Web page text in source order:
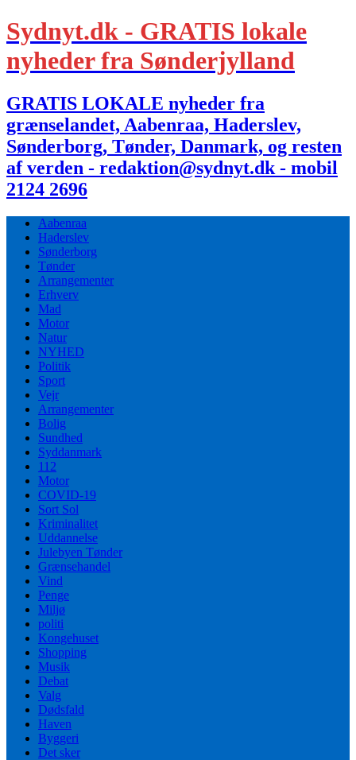
Sydnyt.dk - GRATIS lokale
nyheder fra Sønderjylland
GRATIS LOKALE nyheder fra
grænselandet, Aabenraa, Haderslev,
Sønderborg, Tønder, Danmark, og resten
af verden - redaktion@sydnyt.dk - mobil
2124 2696
Aabenraa
Haderslev
Sønderborg
Tønder
Arrangementer
Erhverv
Mad
Motor
Natur
NYHED
Politik
Sport
Vejr
Arrangementer
Bolig
Sundhed
Syddanmark
112
Motor
COVID-19
Sort Sol
Kriminalitet
Uddannelse
Julebyen Tønder
Grænsehandel
Vind
Penge
Miljø
politi
Kongehuset
Shopping
Musik
Debat
Valg
Dødsfald
Haven
Byggeri
Det sker